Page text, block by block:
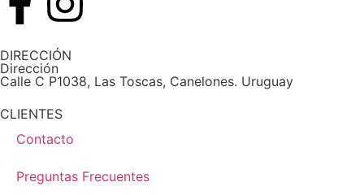
DIRECCIÓN
Dirección
Calle C P1038, Las Toscas, Canelones. Uruguay
CLIENTES
Contacto
Preguntas Frecuentes